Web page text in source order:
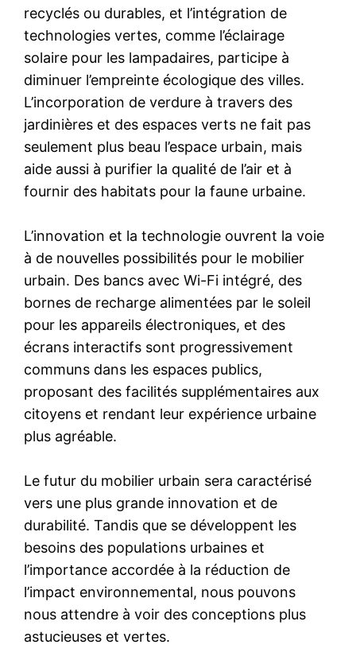
recyclés ou durables, et l’intégration de
technologies vertes, comme l’éclairage
solaire pour les lampadaires, participe à
diminuer l’empreinte écologique des villes.
L’incorporation de verdure à travers des
jardinières et des espaces verts ne fait pas
seulement plus beau l’espace urbain, mais
aide aussi à purifier la qualité de l’air et à
fournir des habitats pour la faune urbaine.
L’innovation et la technologie ouvrent la voie
à de nouvelles possibilités pour le mobilier
urbain. Des bancs avec Wi-Fi intégré, des
bornes de recharge alimentées par le soleil
pour les appareils électroniques, et des
écrans interactifs sont progressivement
communs dans les espaces publics,
proposant des facilités supplémentaires aux
citoyens et rendant leur expérience urbaine
plus agréable.
Le futur du mobilier urbain sera caractérisé
vers une plus grande innovation et de
durabilité. Tandis que se développent les
besoins des populations urbaines et
l’importance accordée à la réduction de
l’impact environnemental, nous pouvons
nous attendre à voir des conceptions plus
astucieuses et vertes.